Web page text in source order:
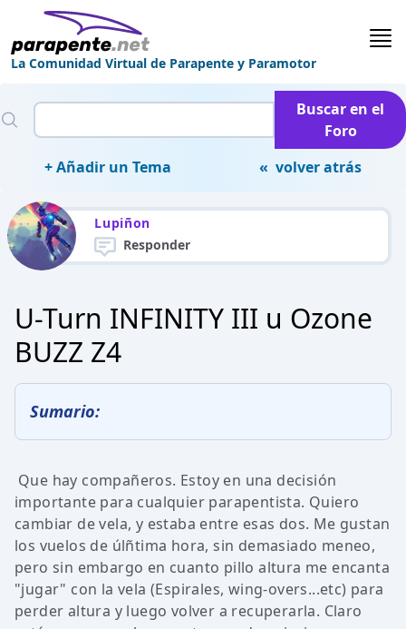
La Comunidad Virtual de Parapente y Paramotor
Buscar en el
Foro
+ Añadir un Tema
« volver atrás
Lupiñon
Responder
U-Turn INFINITY III u Ozone
BUZZ Z4
Sumario:
Que hay compañeros. Estoy en una decisión
importante para cualquier parapentista. Quiero
cambiar de vela, y estaba entre esas dos. Me gustan
los vuelos de úlñtima hora, sin demasiado meneo,
pero sin embargo en cuanto pillo altura me encanta
"jugar" con la vela (Espirales, wing-overs...etc) para
perder altura y luego volver a recuperarla. Claro